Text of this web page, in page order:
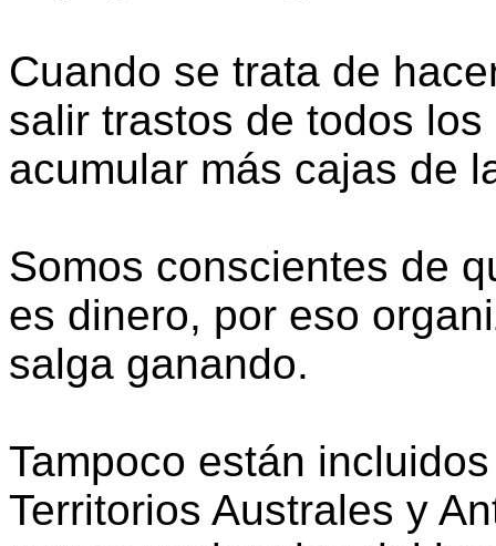
Cuando se trata de
salir trastos de todos
acumular más cajas de
Somos conscientes de
es dinero, por eso
salga ganando.
Tampoco están
Territorios Australes y